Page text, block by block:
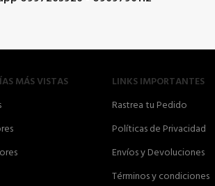
MÁS VISTAS
LINKS IMPORTANTES
Rastrea tu Pedido
Políticas de Privacidad
Envíos y Devoluciones
Términos y condiciones